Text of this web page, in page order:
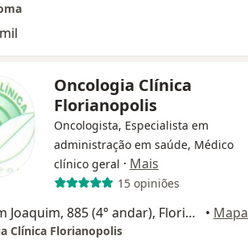
Oncologia Clínica
Florianopolis
Oncologista, Especialista em
administração em saúde, Médico
clínico geral · Mais
15 opiniões
Rua Dom Joaquim, 885 (4° andar), Florianópolis • Mapa
Clínica Florianopolis